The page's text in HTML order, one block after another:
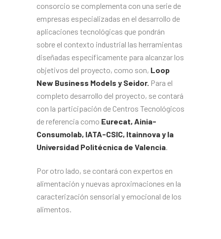
consorcio se complementa con una serie de
empresas especializadas en el desarrollo de
aplicaciones tecnológicas que pondrán
sobre el contexto industrial las herramientas
diseñadas específicamente para alcanzar los
objetivos del proyecto, como son, Loop
New Business Models y Seidor. Para el
completo desarrollo del proyecto, se contará
con la participación de Centros Tecnológicos
de referencia como Eurecat, Ainia-
Consumolab, IATA-CSIC, Itainnova y la
Universidad Politécnica de Valencia
Por otro lado, se contará con expertos en
alimentación y nuevas aproximaciones en la
caracterización sensorial y emocional de los
alimentos.